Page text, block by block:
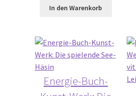
In den Warenkorb
Energie-Buch-